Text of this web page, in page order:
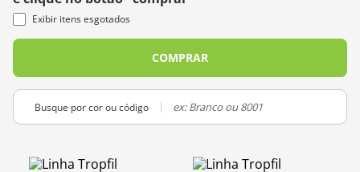
Exibir itens esgotados
COMPRAR
Busque por cor ou código
9º charme